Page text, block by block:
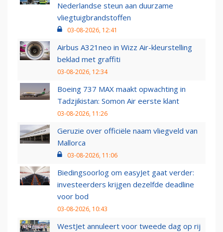
Nederlandse steun aan duurzame
vliegtuigbrandstoffen
03-08-2026, 12:41
Airbus A321neo in Wizz Air-kleurstelling
beklad met graffiti
03-08-2026, 12:34
Boeing 737 MAX maakt opwachting in
Tadzjikistan: Somon Air eerste klant
03-08-2026, 11:26
Geruzie over officiële naam vliegveld van
Mallorca
03-08-2026, 11:06
Biedingsoorlog om easyJet gaat verder:
investeerders krijgen dezelfde deadline
voor bod
03-08-2026, 10:43
WestJet annuleert voor tweede dag op rij